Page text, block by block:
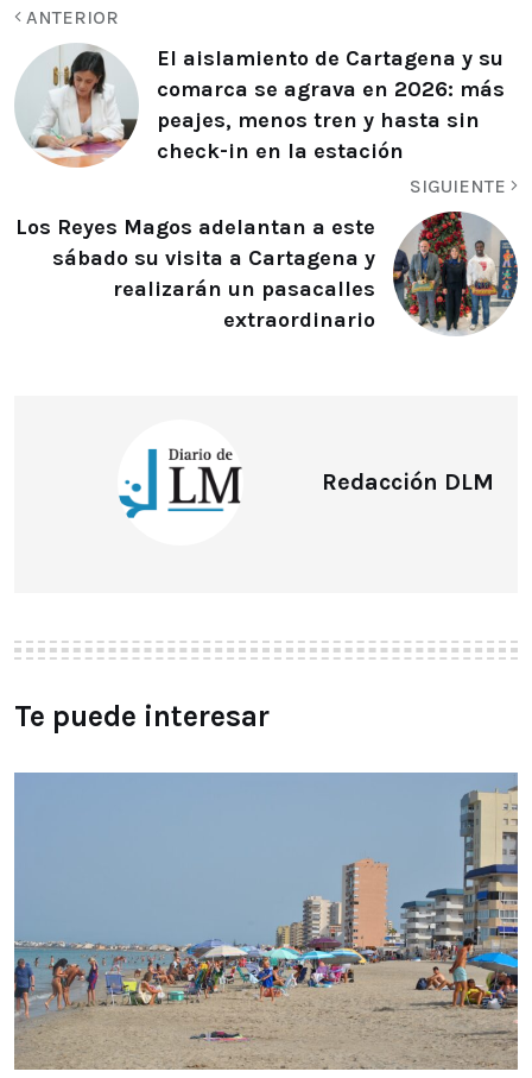
ANTERIOR
El aislamiento de Cartagena y su
comarca se agrava en 2026: más
peajes, menos tren y hasta sin
check-in en la estación
SIGUIENTE
Los Reyes Magos adelantan a este
sábado su visita a Cartagena y
realizarán un pasacalles
extraordinario
Redacción DLM
Te puede interesar